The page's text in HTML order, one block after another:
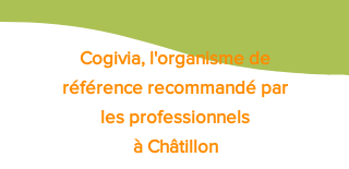
Cogivia, l'organisme de
référence recommandé par
les professionnels
à Châtillon